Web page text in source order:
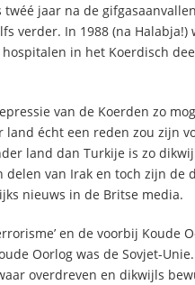
jaar na de
verder. In 1988 (na Halabja!)
in het Koerdisch
van de Koerden zo
écht een reden zou zijn
land dan Turkije is zo
van Irak en toch zijn de
nieuws in de Britse media.
en de voorbij Koude
Oorlog was de Sovjet-
overdreven en dikwijls